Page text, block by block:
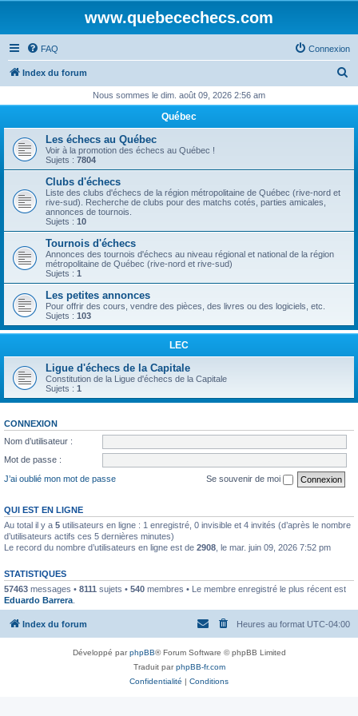
www.quebecechecs.com
FAQ Connexion
Index du forum
h
r
Nous sommes le dim. août 09, 2026 2:56 am
Québec
Les échecs au Québec
Voir à la promotion des échecs au Québec !
Sujets : 7804
Clubs d'échecs
Liste des clubs d'échecs de la région métropolitaine de Québec (rive-nord et
rive-sud). Recherche de clubs pour des matchs cotés, parties amicales,
annonces de tournois.
Sujets : 10
Tournois d'échecs
Annonces des tournois d'échecs au niveau régional et national de la région
métropolitaine de Québec (rive-nord et rive-sud)
Sujets : 1
Les petites annonces
Pour offrir des cours, vendre des pièces, des livres ou des logiciels, etc.
Sujets : 103
LEC
Ligue d'échecs de la Capitale
Constitution de la Ligue d'échecs de la Capitale
Sujets : 1
CONNEXION
Nom d’utilisateur :
Mot de passe :
J’ai oublié mon mot de passe
Se souvenir de moi
QUI EST EN LIGNE
Au total il y a 5 utilisateurs en ligne : 1 enregistré, 0 invisible et 4 invités (d’après le nombre
d’utilisateurs actifs ces 5 dernières minutes)
Le record du nombre d’utilisateurs en ligne est de 2908 , le mar. juin 09, 2026 7:52 pm
STATISTIQUES
57463 messages • 8111 sujets • 540 membres • Le membre enregistré le plus récent est
Eduardo Barrera
Index du forum Heures au format UTC-04:00
Développé parphpBB® Forum Software © phpBB Limited
Traduit parphpBB-fr.com
Confidentialité | Conditions